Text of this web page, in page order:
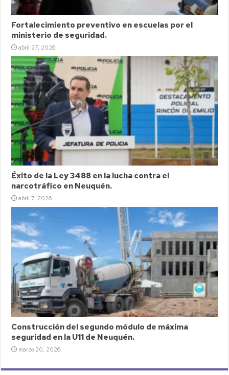
Fortalecimiento preventivo en escuelas por el
ministerio de seguridad.
abril 27, 2026
Éxito de la Ley 3488 en la lucha contra el
narcotráfico en Neuquén.
abril 7, 2026
Construcción del segundo módulo de máxima
seguridad en la U11 de Neuquén.
marzo 20, 2026